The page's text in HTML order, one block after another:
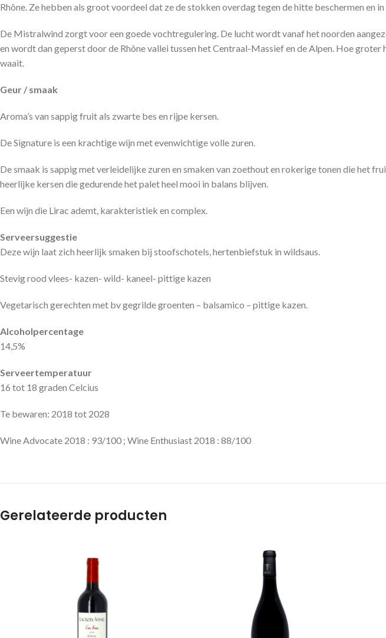
Rhône. Ze hebben als groot voordeel dat zede stokken overdag tegen de hitte beschermen en
De Mistralwind zorgt voor een goede vochtregulering. De lucht wordt vanaf het noorden
en wordt dan geperst door de Rhône vallei tussen het Centraal-Massief en de Alpen. Hoe
waait.
Geur / smaak
Aroma’s van sappig fruit als zwarte bes en rijpe kersen.
De Signature is een krachtige wijn met evenwichtige volle zuren.
De smaak is sappig met verleidelijke zuren en smaken van zoethout en rokerige tonen die het
heerlijke kersen die gedurende het palet heel mooi in balans blijven.
Een wijn die Lirac ademt, karakteristiek en complex.
Serveersuggestie
Deze wijn laat zich heerlijk smaken bij stoofschotels, hertenbiefstuk in wildsaus.
Stevig rood vlees- kazen- wild- kaneel- pittige kazen
Vegetarisch gerechten met bv gegrilde groenten – balsamico – pittige kazen.
Alcoholpercentage
14,5%
Serveertemperatuur
16 tot 18 graden Celcius
Te bewaren: 2018 tot 2028
Wine Advocate 2018 : 93/100 ; Wine Enthusiast 2018 : 88/100
Gerelateerde producten